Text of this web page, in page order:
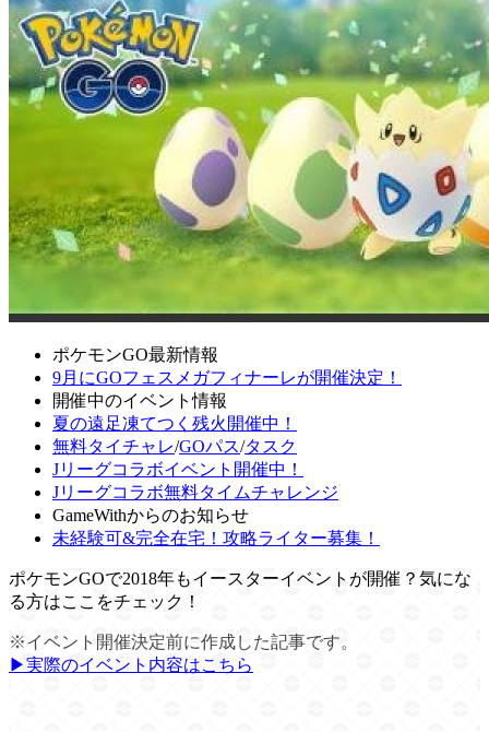
ポケモンGO最新情報
9月にGOフェスメガフィナーレが開催決定！
開催中のイベント情報
夏の遠足凍てつく残火開催中！
無料タイチャレ/GOパス/タスク
Jリーグコラボイベント開催中！
Jリーグコラボ無料タイムチャレンジ
GameWithからのお知らせ
未経験可&完全在宅！攻略ライター募集！
ポケモンGOで2018年もイースターイベントが開催？気にな
る方はここをチェック！
※イベント開催決定前に作成した記事です。
▶︎実際のイベント内容はこちら